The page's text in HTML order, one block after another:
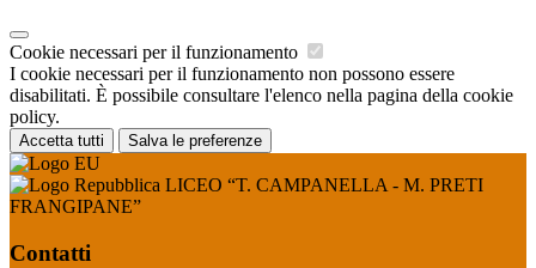
Cookie necessari per il funzionamento
I cookie necessari per il funzionamento non possono essere
disabilitati. È possibile consultare l'elenco nella pagina della cookie
policy.
Accetta tutti Salva le preferenze
LICEO “T. CAMPANELLA - M. PRETI
FRANGIPANE”
Contatti